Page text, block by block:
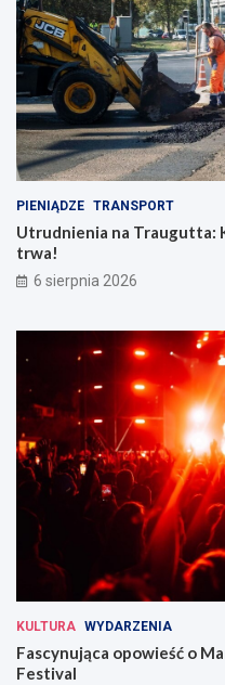
PIENIĄDZE TRANSPORT
Utrudnienia na Traugutta:
trwa!
6 sierpnia 2026
KULTURA WYDARZENIA
Fascynująca opowieść o
Festival